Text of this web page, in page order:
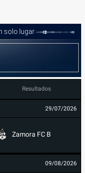
Resultados
29/07/2026
Zamora FC B
09/08/2026